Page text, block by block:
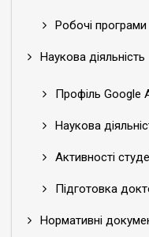
Робочі
Наукова діяльність
Профіль Google
Наукова
Активності
Підготовка
Нормативні